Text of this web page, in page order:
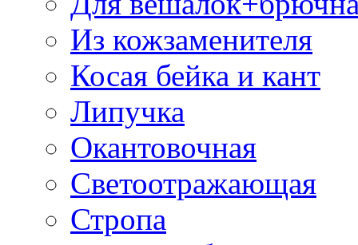
Из кожзаменителя
Косая бейка и кант
Липучка
Окантовочная
Светоотражающая
Стропа